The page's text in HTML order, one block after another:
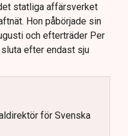
statliga affärsverket
Hon påbörjade sin
och efterträder Per
efter endast sju
för Svenska